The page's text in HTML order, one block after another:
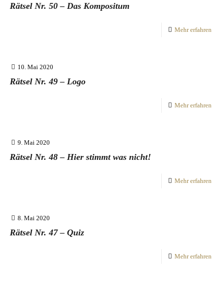
Rätsel Nr. 50 – Das Kompositum
Mehr erfahren
10. Mai 2020
Rätsel Nr. 49 – Logo
Mehr erfahren
9. Mai 2020
Rätsel Nr. 48 – Hier stimmt was nicht!
Mehr erfahren
8. Mai 2020
Rätsel Nr. 47 – Quiz
Mehr erfahren